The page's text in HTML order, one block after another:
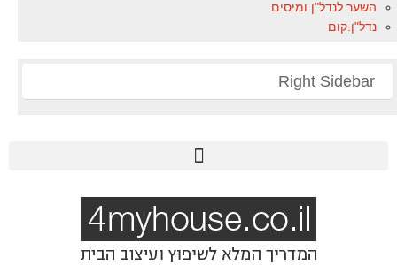
השער לנדל"ן ומיסים
נדל"ן.קום
Right Sidebar